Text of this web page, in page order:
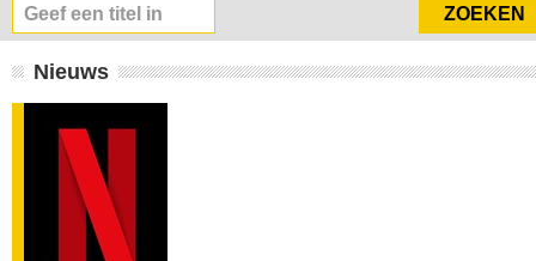
Nieuws